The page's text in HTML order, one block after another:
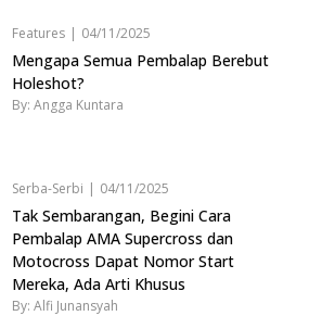
Features | 04/11/2025
Mengapa Semua Pembalap Berebut
Holeshot?
By: Angga Kuntara
Serba-Serbi | 04/11/2025
Tak Sembarangan, Begini Cara
Pembalap AMA Supercross dan
Motocross Dapat Nomor Start
Mereka, Ada Arti Khusus
By: Alfi Junansyah